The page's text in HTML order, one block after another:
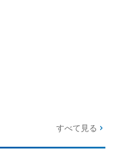
すべて見る